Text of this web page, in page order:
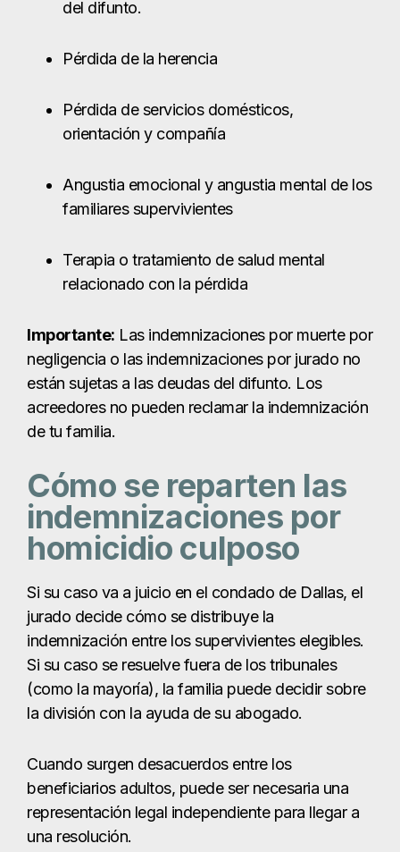
familiares supervivientes
Terapia o tratamiento de salud mental
Importante:Las indemnizaciones por muerte por
están sujetas a las deudas del difunto. Los
acreedores no pueden reclamar la indemnización
Cómo se reparten las
indemnizaciones por
homicidio culposo
Si su caso va a juicio en el condado de Dallas, el
jurado decide cómo se distribuye la
Si su caso se resuelve fuera de los tribunales
(como la mayoría), la familia puede decidir sobre
la división con la ayuda de su abogado.
Cuando surgen desacuerdos entre los
beneficiarios adultos, puede ser necesaria una
representación legal independiente para llegar a
una resolución.
Si el fallecido deja hijos menores de edad, el
tribunal puede nombrar un tutor ad litem para
garantizar la protección de sus intereses.
Plazos en casos de
homicidio culposo en
Dallas